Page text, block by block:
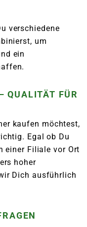
verschiedene
um
ein
QUALITÄT FÜR
kaufen möchtest,
Egal ob Du
einer Filiale vor Ort
hoher
Dich ausführlich